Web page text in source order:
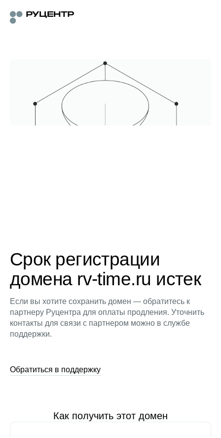
Срок регистрации
домена rv-time.ru истек
Если вы хотите сохранить домен — обратитесь к
партнеру Руцентра для оплаты продления. Уточнить
контакты для связи с партнером можно в службе
поддержки.
Обратиться в поддержку
Как получить этот домен